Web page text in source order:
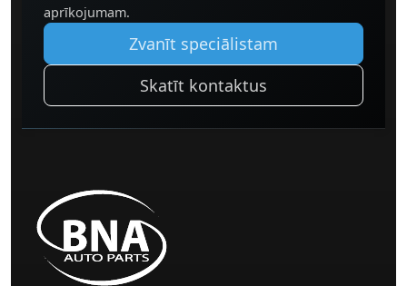
aprīkojumam.
Zvanīt speciālistam
Skatīt kontaktus